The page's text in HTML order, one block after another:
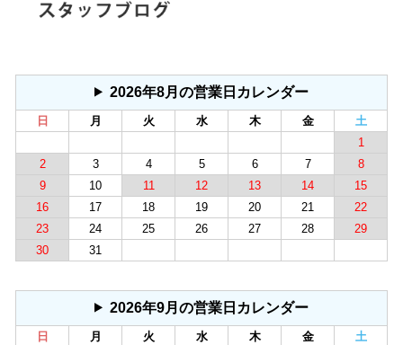
2026年8月の営業日カレンダー
日 月 火 水 木 金
土
1
2
3 4 5 6 7
8
9
10 11 12 13 14
15
16
17 18 19 20 21
22
23
24 25 26 27 28
29
30
31
2026年9月の営業日カレンダー
日 月 火 水 木 金
土